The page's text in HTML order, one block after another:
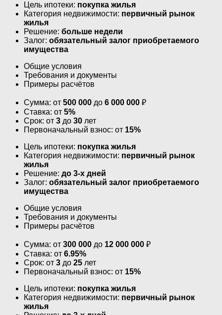
Цель ипотеки: покупка жилья
Категория недвижимости: первичный рынок
жилья
Решение: больше недели
Залог: обязательный залог приобретаемого
имущества
Общие условия
Требования и документы
Примеры расчётов
Сумма: от 500 000 до 6 000 000 ₽
Ставка: от 5%
Срок: от 3 до 30 лет
Первоначальный взнос: от 15%
Цель ипотеки: покупка жилья
Категория недвижимости: первичный рынок
жилья
Решение: до 3-х дней
Залог: обязательный залог приобретаемого
имущества
Общие условия
Требования и документы
Примеры расчётов
Сумма: от 300 000 до 12 000 000 ₽
Ставка: от 6.95%
Срок: от 3 до 25 лет
Первоначальный взнос: от 15%
Цель ипотеки: покупка жилья
Категория недвижимости: первичный рынок
жилья